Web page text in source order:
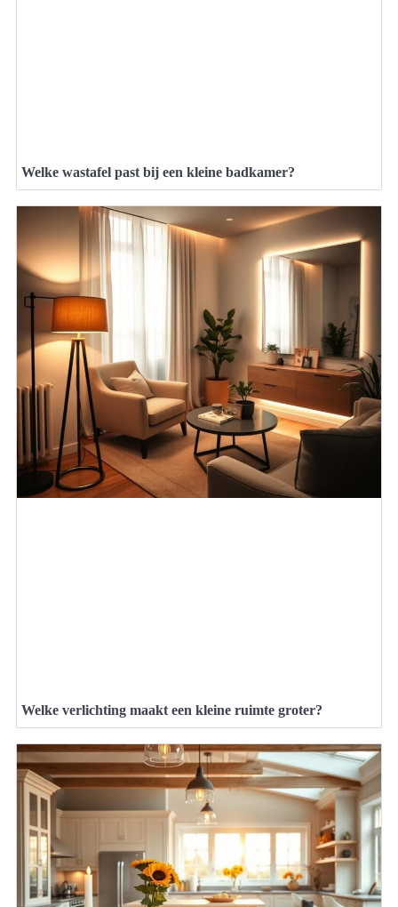
Welke wastafel past bij een kleine badkamer?
Welke verlichting maakt een kleine ruimte groter?